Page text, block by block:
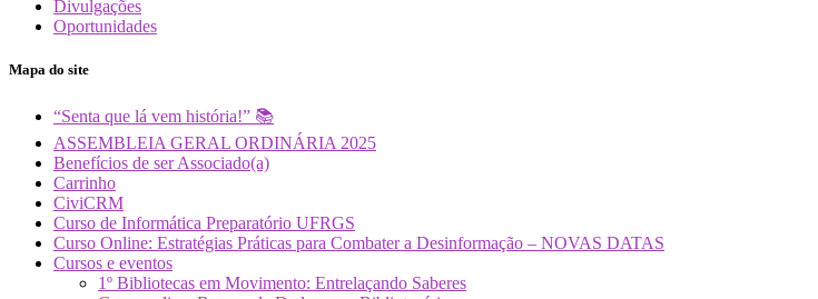
Divulgações
Oportunidades
Mapa do site
“Senta que lá vem história!” 📚
ASSEMBLEIA GERAL ORDINÁRIA 2025
Benefícios de ser Associado(a)
Carrinho
CiviCRM
Curso de Informática Preparatório UFRGS
Curso Online: Estratégias Práticas para Combater a Desinformação – NOVAS DATAS
Cursos e eventos
1º Bibliotecas em Movimento: Entrelaçando Saberes